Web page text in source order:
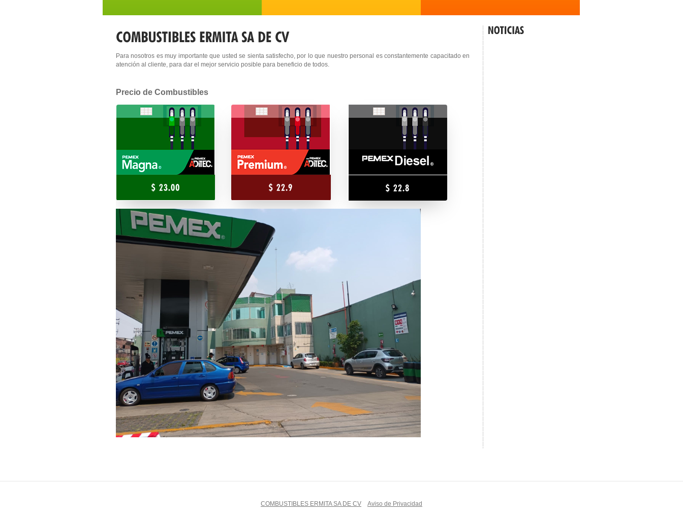
Para nosotros es muy importante que usted se sienta satisfecho, por lo que nuestro personal es constantemente capacitado en
atención al cliente, para dar el mejor servicio posible para beneficio de todos.
Precio de Combustibles
COMBUSTIBLES ERMITA SA DE CV Aviso de Privacidad